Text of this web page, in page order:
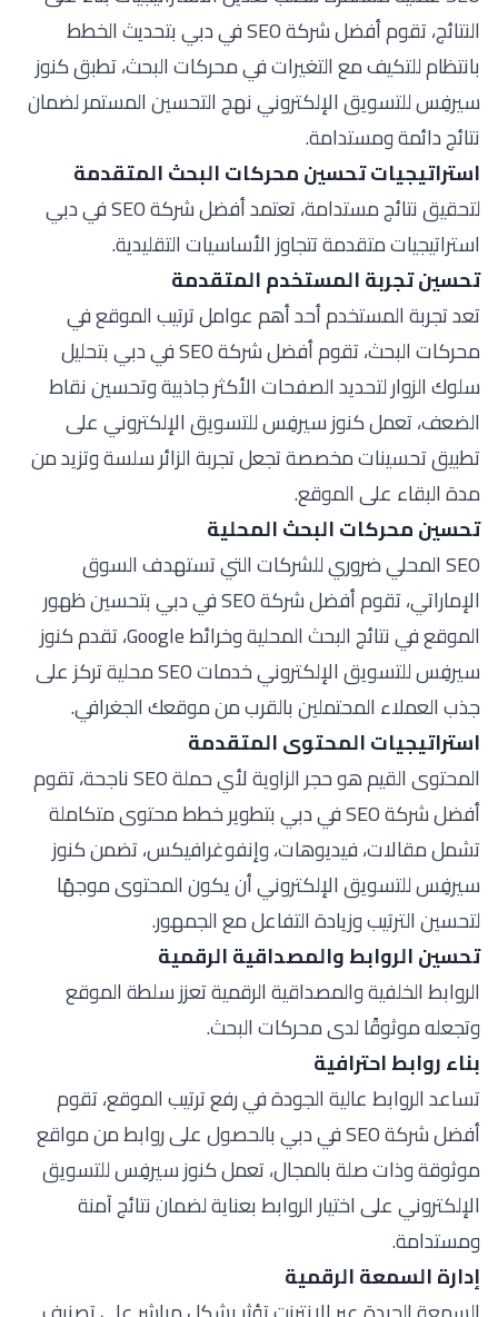
النتائج، تقوم أفضل شركة SEO في دبي بتحديث الخطط
بانتظام للتكيف مع التغيرات في محركات البحث، تطبق كنوز
سيرفِس للتسويق الإلكتروني نهج التحسين المستمر لضمان
نتائج دائمة ومستدامة.
استراتيجيات تحسين محركات البحث المتقدمة
لتحقيق نتائج مستدامة، تعتمد أفضل شركة SEO في دبي
استراتيجيات متقدمة تتجاوز الأساسيات التقليدية.
تحسين تجربة المستخدم المتقدمة
تعد تجربة المستخدم أحد أهم عوامل ترتيب الموقع في
محركات البحث، تقوم أفضل شركة SEO في دبي بتحليل
سلوك الزوار لتحديد الصفحات الأكثر جاذبية وتحسين نقاط
الضعف، تعمل كنوز سيرفِس للتسويق الإلكتروني على
تطبيق تحسينات مخصصة تجعل تجربة الزائر سلسة وتزيد من
مدة البقاء على الموقع.
تحسين محركات البحث المحلية
SEO المحلي ضروري للشركات التي تستهدف السوق
الإماراتي، تقوم أفضل شركة SEO في دبي بتحسين ظهور
الموقع في نتائج البحث المحلية وخرائط Google، تقدم كنوز
سيرفِس للتسويق الإلكتروني خدمات SEO محلية تركز على
جذب العملاء المحتملين بالقرب من موقعك الجغرافي.
استراتيجيات المحتوى المتقدمة
المحتوى القيم هو حجر الزاوية لأي حملة SEO ناجحة، تقوم
أفضل شركة SEO في دبي بتطوير خطط محتوى متكاملة
تشمل مقالات، فيديوهات، وإنفوغرافيكس، تضمن كنوز
سيرفِس للتسويق الإلكتروني أن يكون المحتوى موجهًا
لتحسين الترتيب وزيادة التفاعل مع الجمهور.
تحسين الروابط والمصداقية الرقمية
الروابط الخلفية والمصداقية الرقمية تعزز سلطة الموقع
وتجعله موثوقًا لدى محركات البحث.
بناء روابط احترافية
تساعد الروابط عالية الجودة في رفع ترتيب الموقع، تقوم
أفضل شركة SEO في دبي بالحصول على روابط من مواقع
موثوقة وذات صلة بالمجال، تعمل كنوز سيرفِس للتسويق
الإلكتروني على اختيار الروابط بعناية لضمان نتائج آمنة
ومستدامة.
إدارة السمعة الرقمية